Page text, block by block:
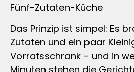
Fünf-Zutaten-Küche
Das Prinzip ist simpel: Es
Zutaten und ein paar
Vorratsschrank – und in